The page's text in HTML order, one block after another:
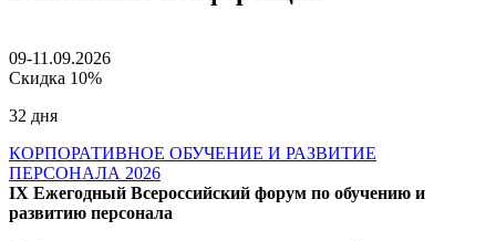
09-11.09.2026
Скидка 10%
32 дня
КОРПОРАТИВНОЕ ОБУЧЕНИЕ И РАЗВИТИЕ
ПЕРСОНАЛА 2026
IX Ежегодный Всероссийский форум по обучению и
развитию персонала